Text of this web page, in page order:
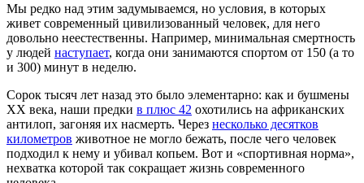
Мы редко над этим задумываемся, но условия, в которых
живет современный цивилизованный человек, для него
довольно неестественны. Например, минимальная смертность
у людей наступает, когда они занимаются спортом от 150 (а то
и 300) минут в неделю.
Сорок тысяч лет назад это было элементарно: как и бушмены
XX века, наши предки в плюс 42 охотились на африканских
антилоп, загоняя их насмерть. Через несколько десятков
километров животное не могло бежать, после чего человек
подходил к нему и убивал копьем. Вот и «спортивная норма»,
нехватка которой так сокращает жизнь современного